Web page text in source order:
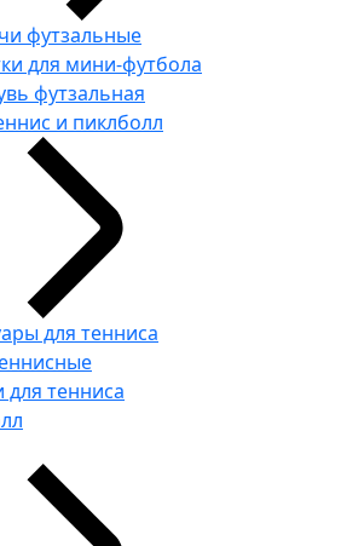
футзальные
для мини-футбола
футзальная
и пиклболл
для тенниса
для тенниса